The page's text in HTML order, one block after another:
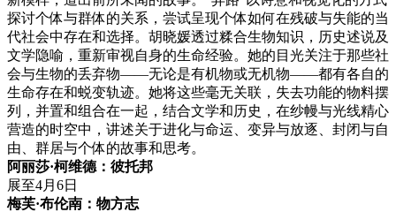
探讨个体与群体的关系，尝试呈现个体如何在残破与失能的当
代社会中存在和选择。胡晓媛透过糅合生物知识，历史述说及
文学隐喻，重新审视自身的生命经验。她的目光关注于那些社
会与生物的丢弃物――无论是有机物或无机物――都有各自的
生命存在和蜕变轨迹。她将这些毫无关联，失去功能的物料摆
列，并置和组合在一起，结合文学和历史，在纱幔与光线精心
营造的时空中，讲述关于进化与命运、变异与放逐、封闭与自
由、群居与个体的故事和思考。
阿丽莎·柯维德：彼托邦
展至4月6日
梅芙·布伦南：物方志